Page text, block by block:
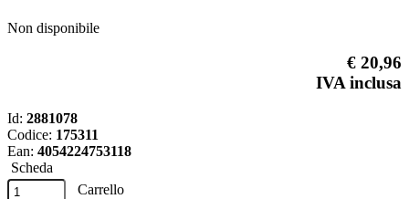
Non disponibile
€ 20,96
IVA inclusa
Id: 2881078
Codice: 175311
Ean: 4054224753118
Scheda
Carrello